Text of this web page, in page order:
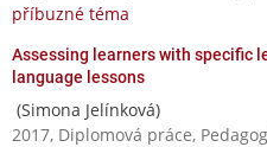
příbuzné téma
Assessing learners with specific
language lessons
(Simona Jelínková)
2017, Diplomová práce,